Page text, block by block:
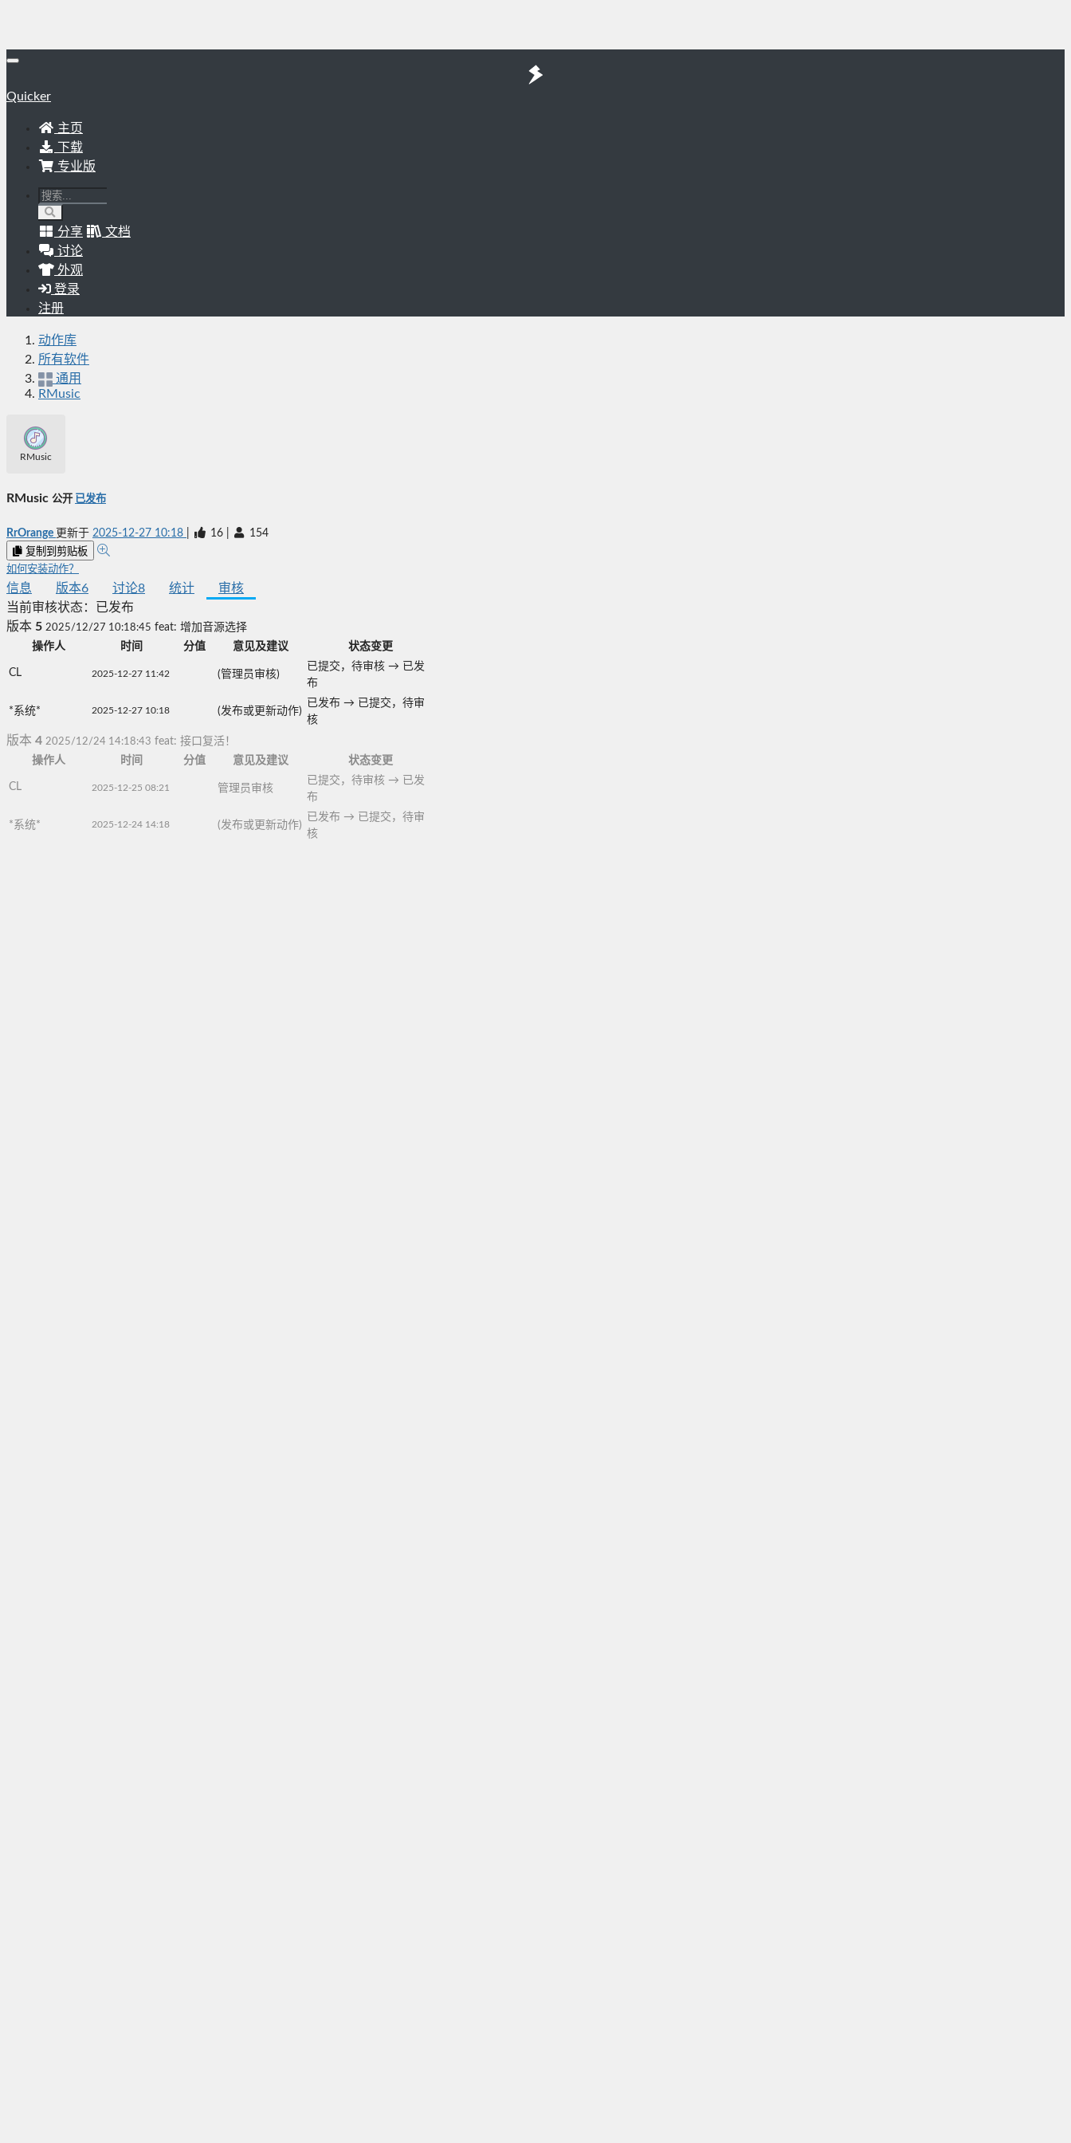
Quicker
主页
下载
专业版
分享
文档
讨论
外观
登录
注册
动作库
所有软件
通用
RMusic
RMusic
RMusic 公开 已发布
RrOrange 更新于 2025-12-27 10:18 16 154
复制到剪贴板
如何安装动作？
信息 版本6 讨论8 统计
审核
当前审核状态：
已发布
版本 5 2025/12/27 10:18:45 feat: 增加音源选择
操作人
时间 分值 意见及建议 状态变更
CL 2025-12-27 11:42 (管理员审核)
已提交，待审核 → 已发
布
*系统* 2025-12-27 10:18 (发布或更新动作)
已发布 → 已提交，待审
核
版本 4 2025/12/24 14:18:43 feat: 接口复活！
操作人
时间 分值 意见及建议 状态变更
CL 2025-12-25 08:21 管理员审核
已提交，待审核 → 已发
布
*系统* 2025-12-24 14:18 (发布或更新动作)
已发布 → 已提交，待审
核